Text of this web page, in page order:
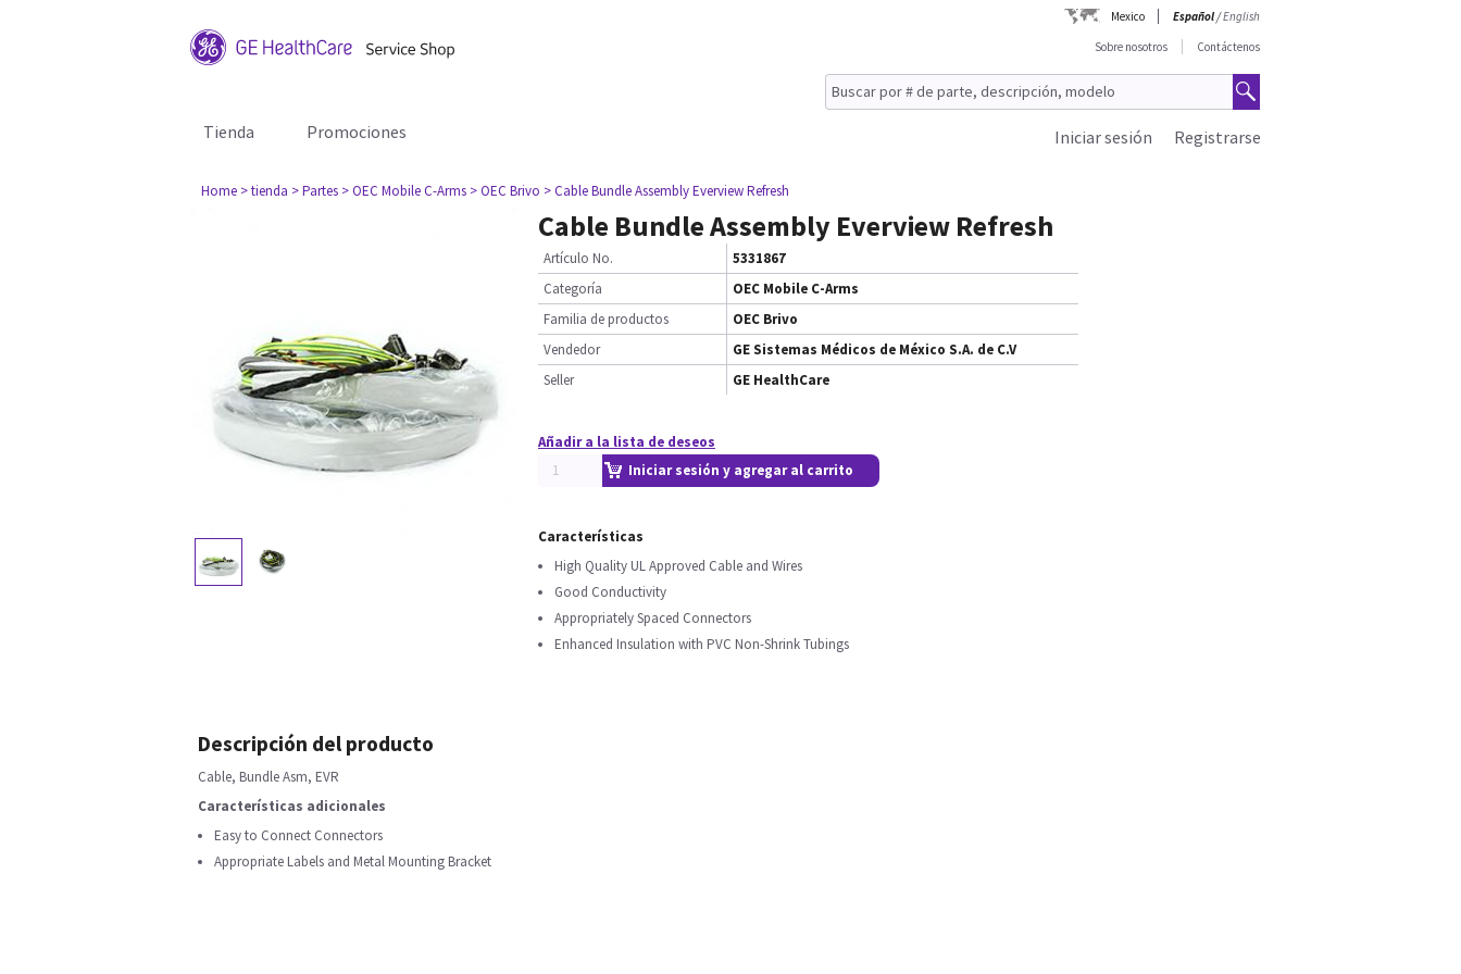
Mexico Español/English
Sobre nosotros
Contáctenos
Tienda Promociones Registrarse
Iniciar sesión
Home > tienda > Partes > OEC Mobile C-Arms > OEC Brivo > Cable Bundle Assembly Everview Refresh
Cable Bundle Assembly Everview Refresh
Artículo No.
5331867
Categoría
OEC Mobile C-Arms
Familia de productos
OEC Brivo
Vendedor
GE Sistemas Médicos de México S.A. de C.V
Seller
GE HealthCare
Añadir a la lista de deseos
Iniciar sesión y agregar al carrito
Características
High Quality UL Approved Cable and Wires
Good Conductivity
Appropriately Spaced Connectors
Enhanced Insulation with PVC Non-Shrink Tubings
Descripción del producto
Cable, Bundle Asm, EVR
Características adicionales
Easy to Connect Connectors
Appropriate Labels and Metal Mounting Bracket